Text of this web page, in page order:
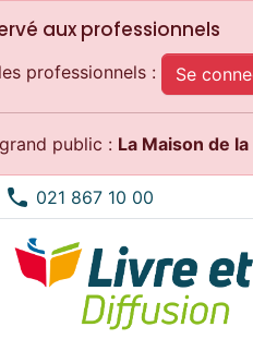
aux professionnels
professionnels : Se
public : La Maison de la
phone 021 867 10 00